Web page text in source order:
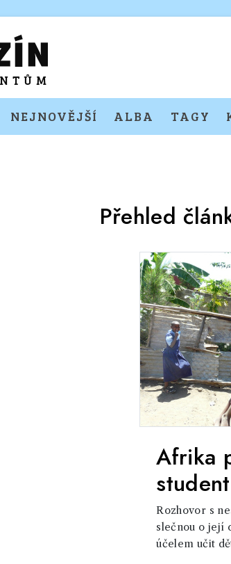
NEJNOVĚJŠÍ ALBA TAGY
Přehled
Afrika
Rozhovor s
slečnou o její
účelem učit